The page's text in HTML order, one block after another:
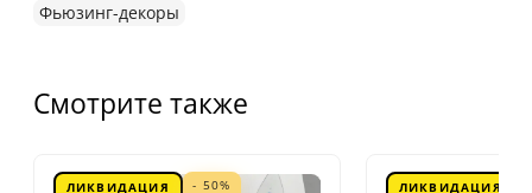
Фьюзинг-декоры
Смотрите также
ЛИКВИДАЦИЯ - 50% ЛИКВИДАЦИЯ